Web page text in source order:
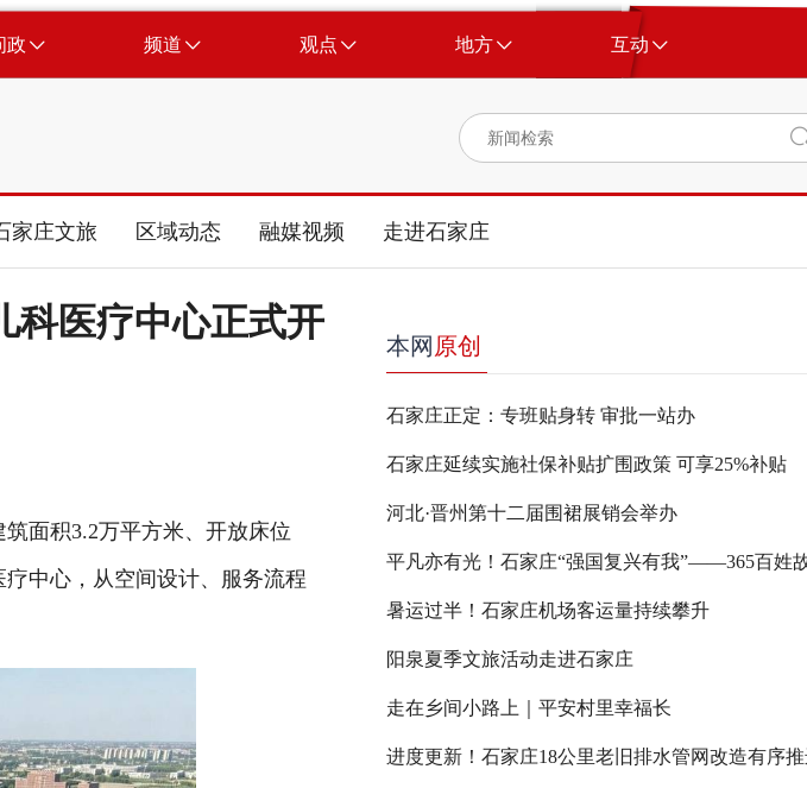
政 频道 观点 地方 互动
家庄文旅 区域动态 融媒视频 走进石家庄
科医疗中心正式开
面积3.2万平方米、开放床位
中心，从空间设计、服务流程
本网 原创
石家庄正定：专班贴身转 审批一站办
石家庄延续实施社保补贴扩围政策 可享25%补贴
河北·晋州第十二届围裙展销会举办
暑运过半！石家庄机场客运量持续攀升
阳泉夏季文旅活动走进石家庄
走在乡间小路上｜平安村里幸福长
进度更新！石家庄18公里老旧排水管网改造有序